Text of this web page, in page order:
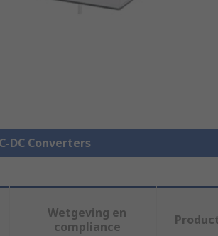
DC Converters
Wetgeving en
compliance